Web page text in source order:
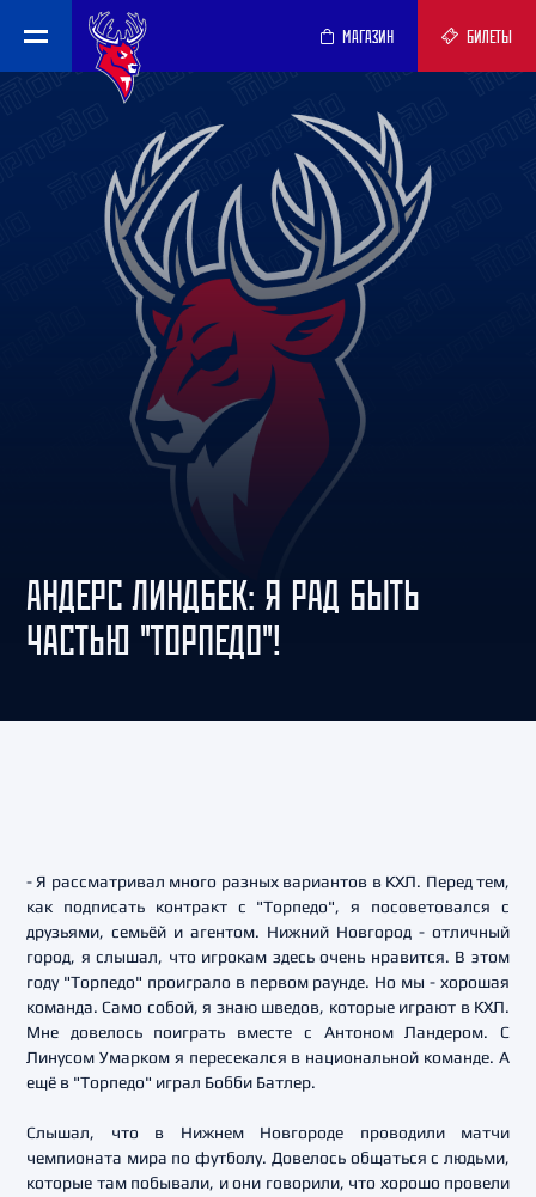
МАГАЗИН БИЛЕТЫ
АНДЕРС ЛИНДБЕК: Я РАД БЫТЬ
ЧАСТЬЮ "ТОРПЕДО"!
- Я рассматривал много разных вариантов в КХЛ. Перед тем,
как подписать контракт с "Торпедо", я посоветовался с
друзьями, семьёй и агентом. Нижний Новгород - отличный
город, я слышал, что игрокам здесь очень нравится. В этом
году "Торпедо" проиграло в первом раунде. Но мы - хорошая
команда. Само собой, я знаю шведов, которые играют в КХЛ.
Мне довелось поиграть вместе с Антоном Ландером. С
Линусом Умарком я пересекался в национальной команде. А
ещё в "Торпедо" играл Бобби Батлер.
Слышал, что в Нижнем Новгороде проводили матчи
чемпионата мира по футболу. Довелось общаться с людьми,
которые там побывали, и они говорили, что хорошо провели